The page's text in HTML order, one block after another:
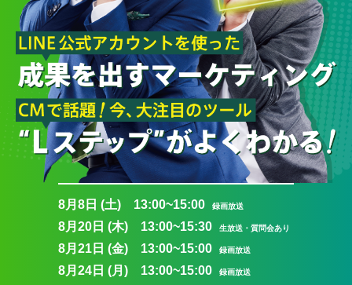
8月8日 (土) 13:00~15:00 録画放送
8月20日 (木) 13:00~15:30 生放送・質問会あり
8月21日 (金) 13:00~15:00 録画放送
8月24日 (月) 13:00~15:00 録画放送